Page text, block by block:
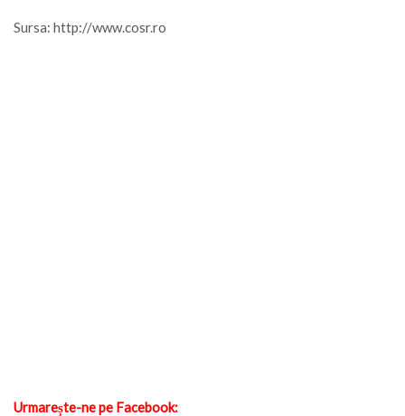
Sursa: http://www.cosr.ro
Urmarește-ne pe Facebook: